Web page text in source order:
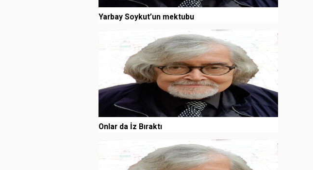
Yarbay Soykut’un mektubu
Onlar da İz Bıraktı